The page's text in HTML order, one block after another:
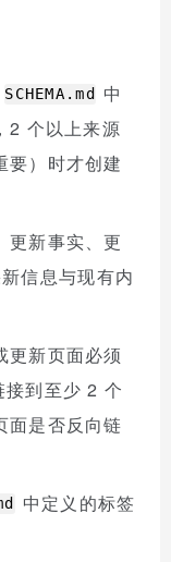
SCHEMA.md
中
2 个以上来源
要）时才创建
更新事实、更
信息与现有内
更新页面必须
接到至少 2 个
面是否反向链
中定义的标签